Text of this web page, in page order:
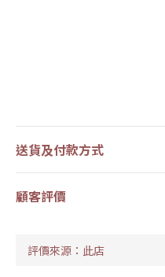
送貨及付款方式
顧客評價